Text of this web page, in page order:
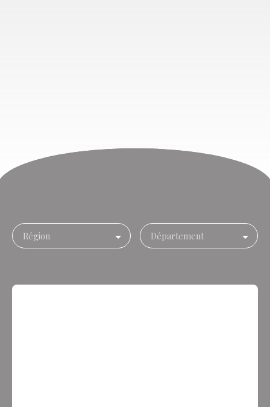
Région Département